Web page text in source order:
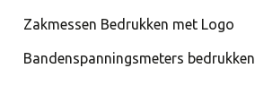
Zakmessen Bedrukken met Logo
Bandenspanningsmeters bedrukken